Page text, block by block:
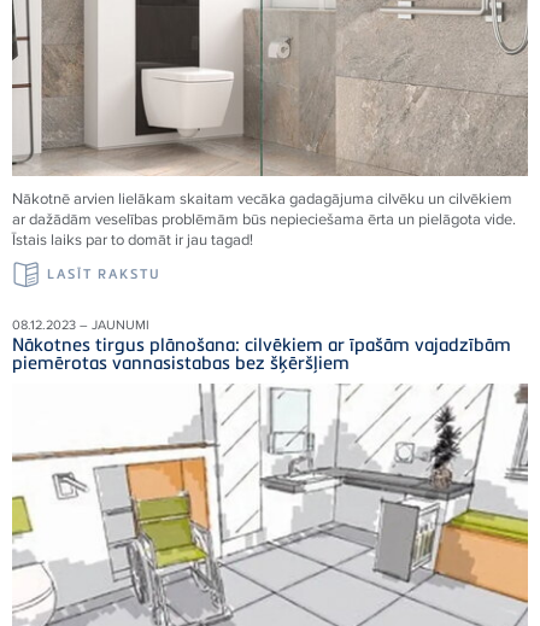
Nākotnē arvien lielākam skaitam vecāka gadagājuma cilvēku un cilvēkiem
ar dažādām veselības problēmām būs nepieciešama ērta un pielāgota vide.
Īstais laiks par to domāt ir jau tagad!
LASĪT RAKSTU
08.12.2023 – JAUNUMI
Nākotnes tirgus plānošana: cilvēkiem ar īpašām vajadzībām
piemērotas vannasistabas bez šķēršļiem